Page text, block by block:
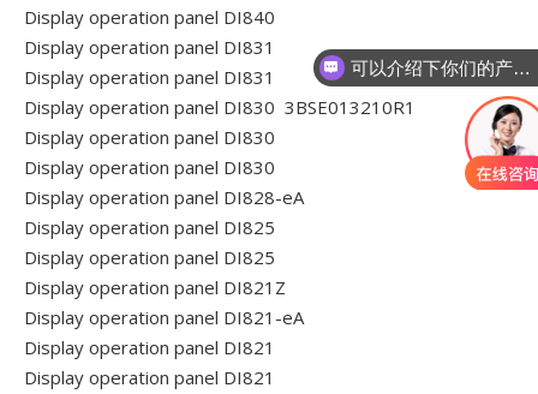
Display operation panel DI840
Display operation panel DI831
Display operation panel DI831
Display operation panel DI830 3BSE013210R1
Display operation panel DI830
Display operation panel DI830
Display operation panel DI828-eA
Display operation panel DI825
Display operation panel DI825
Display operation panel DI821Z
Display operation panel DI821-eA
Display operation panel DI821
Display operation panel DI821
可以介绍下你们的产品么
你们是怎么收费的